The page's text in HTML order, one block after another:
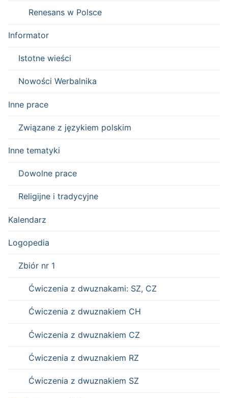
Renesans w Polsce
Informator
Istotne wieści
Nowości Werbalnika
Inne prace
Związane z językiem polskim
Inne tematyki
Dowolne prace
Religijne i tradycyjne
Kalendarz
Logopedia
Zbiór nr 1
Ćwiczenia z dwuznakami: SZ, CZ
Ćwiczenia z dwuznakiem CH
Ćwiczenia z dwuznakiem CZ
Ćwiczenia z dwuznakiem RZ
Ćwiczenia z dwuznakiem SZ